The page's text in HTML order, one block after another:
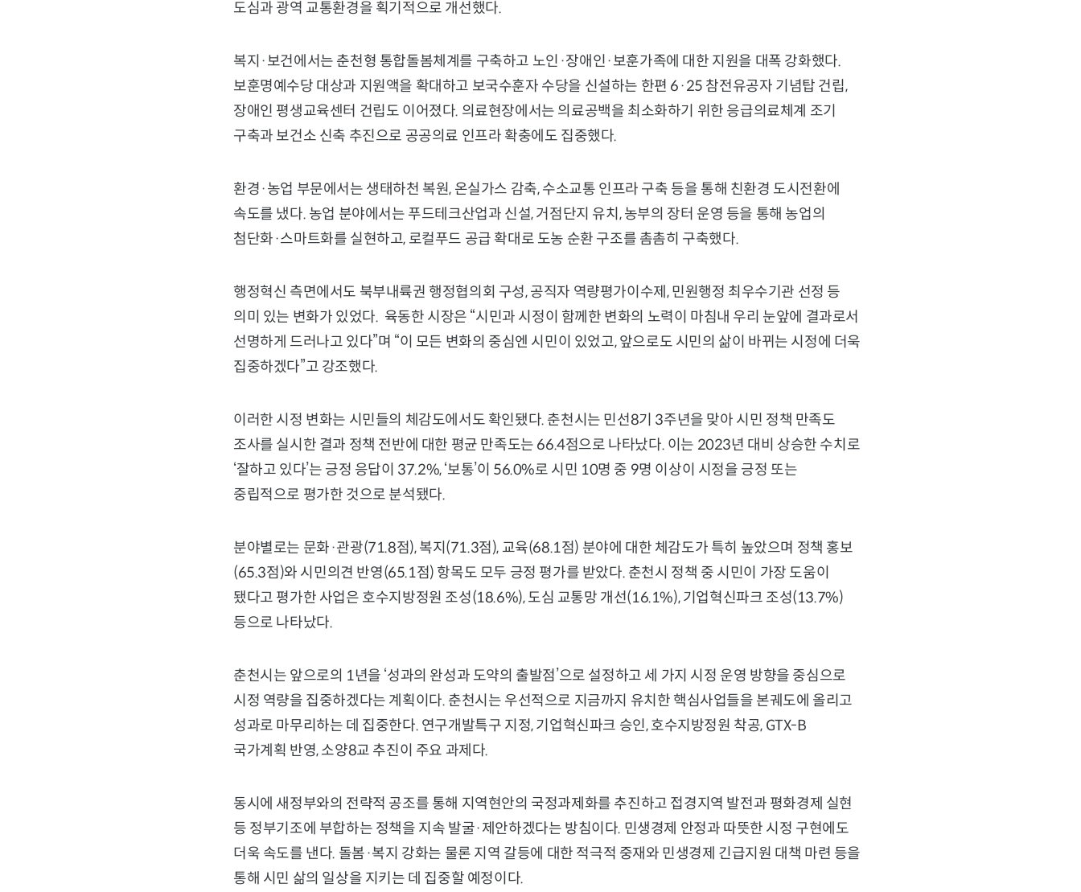
도심과 광역 교통환경을 획기적으로 개선했다.
복지·보건에서는 춘천형 통합돌봄체계를 구축하고 노인·장애인·보훈가족에 대한 지원을 대폭 강화했다.
보훈명예수당 대상과 지원액을 확대하고 보국수훈자 수당을 신설하는 한편 6·25 참전유공자 기념탑 건립,
장애인 평생교육센터 건립도 이어졌다. 의료현장에서는 의료공백을 최소화하기 위한 응급의료체계 조기
구축과 보건소 신축 추진으로 공공의료 인프라 확충에도 집중했다.
환경·농업 부문에서는 생태하천 복원, 온실가스 감축, 수소교통 인프라 구축 등을 통해 친환경 도시전환에
속도를 냈다. 농업 분야에서는 푸드테크산업과 신설, 거점단지 유치, 농부의 장터 운영 등을 통해 농업의
첨단화·스마트화를 실현하고, 로컬푸드 공급 확대로 도농 순환 구조를 촘촘히 구축했다.
행정혁신 측면에서도 북부내륙권 행정협의회 구성, 공직자 역량평가이수제, 민원행정 최우수기관 선정 등
의미 있는 변화가 있었다. 육동한 시장은 “시민과 시정이 함께한 변화의 노력이 마침내 우리 눈앞에 결과로서
선명하게 드러나고 있다”며 “이 모든 변화의 중심엔 시민이 있었고, 앞으로도 시민의 삶이 바뀌는 시정에 더욱
집중하겠다”고 강조했다.
이러한 시정 변화는 시민들의 체감도에서도 확인됐다. 춘천시는 민선8기 3주년을 맞아 시민 정책 만족도
조사를 실시한 결과 정책 전반에 대한 평균 만족도는 66.4점으로 나타났다. 이는 2023년 대비 상승한 수치로
‘잘하고 있다’는 긍정 응답이 37.2%, ‘보통’이 56.0%로 시민 10명 중 9명 이상이 시정을 긍정 또는
중립적으로 평가한 것으로 분석됐다.
분야별로는 문화·관광(71.8점), 복지(71.3점), 교육(68.1점) 분야에 대한 체감도가 특히 높았으며 정책 홍보
(65.3점)와 시민의견 반영(65.1점) 항목도 모두 긍정 평가를 받았다. 춘천시 정책 중 시민이 가장 도움이
됐다고 평가한 사업은 호수지방정원 조성(18.6%), 도심 교통망 개선(16.1%), 기업혁신파크 조성(13.7%)
등으로 나타났다.
춘천시는 앞으로의 1년을 ‘성과의 완성과 도약의 출발점’으로 설정하고 세 가지 시정 운영 방향을 중심으로
시정 역량을 집중하겠다는 계획이다. 춘천시는 우선적으로 지금까지 유치한 핵심사업들을 본궤도에 올리고
성과로 마무리하는 데 집중한다. 연구개발특구 지정, 기업혁신파크 승인, 호수지방정원 착공, GTX-B
국가계획 반영, 소양8교 추진이 주요 과제다.
동시에 새정부와의 전략적 공조를 통해 지역현안의 국정과제화를 추진하고 접경지역 발전과 평화경제 실현
등 정부기조에 부합하는 정책을 지속 발굴·제안하겠다는 방침이다. 민생경제 안정과 따뜻한 시정 구현에도
더욱 속도를 낸다. 돌봄·복지 강화는 물론 지역 갈등에 대한 적극적 중재와 민생경제 긴급지원 대책 마련 등을
통해 시민 삶의 일상을 지키는 데 집중할 예정이다.